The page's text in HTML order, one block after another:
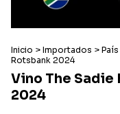
Inicio > Importados > País
Rotsbank 2024
Vino The Sadie
2024